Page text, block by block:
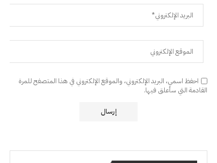
احفظ اسمي، البريد الإلكتروني، والموقع الإلكتروني في هذا المتصفح للمرة
القادمة التي سأعلق فيها.